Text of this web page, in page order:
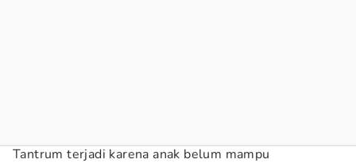
Tantrum terjadi karena anak belum mampu